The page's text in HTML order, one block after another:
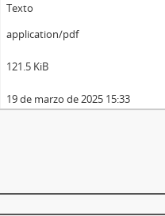
Texto
application/pdf
121.5 KiB
19 de marzo de 2025 15:33